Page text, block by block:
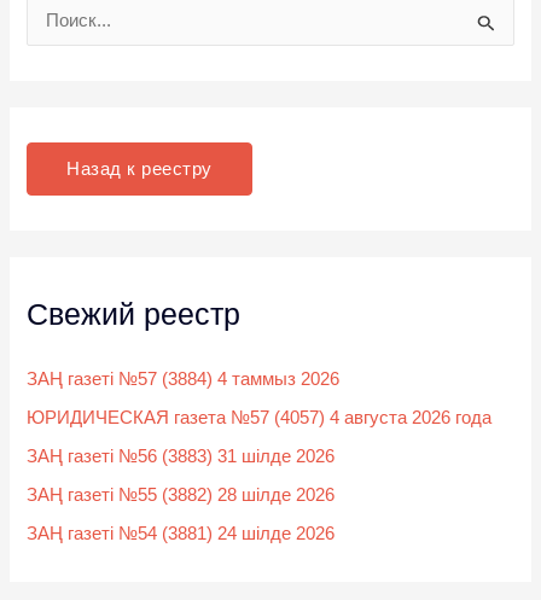
Назад к реестру
Свежий реестр
ЗАҢ газеті №57 (3884) 4 таммыз 2026
ЮРИДИЧЕСКАЯ газета №57 (4057) 4 августа 2026 года
ЗАҢ газеті №56 (3883) 31 шілде 2026
ЗАҢ газеті №55 (3882) 28 шілде 2026
ЗАҢ газеті №54 (3881) 24 шілде 2026